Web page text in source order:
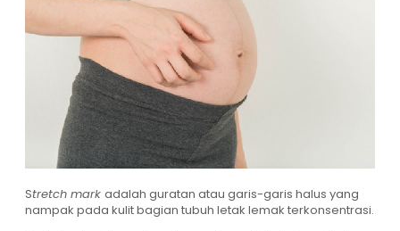
Stretch mark adalah guratan atau garis-garis halus yang
nampak pada kulit bagian tubuh letak lemak terkonsentrasi.